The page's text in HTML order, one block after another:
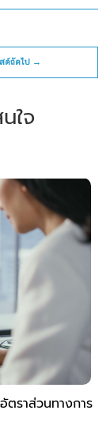
ต์ถัดไป →
ใจ
ตราส่วนทางการ